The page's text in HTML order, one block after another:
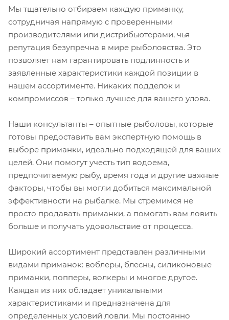
Мы тщательно отбираем каждую приманку,
сотрудничая напрямую с проверенными
производителями или дистрибьютерами, чья
репутация безупречна в мире рыболовства. Это
позволяет нам гарантировать подлинность и
заявленные характеристики каждой позиции в
нашем ассортименте. Никаких подделок и
компромиссов – только лучшее для вашего улова.
Наши консультанты – опытные рыболовы, которые
готовы предоставить вам экспертную помощь в
выборе приманки, идеально подходящей для ваших
целей. Они помогут учесть тип водоема,
предпочитаемую рыбу, время года и другие важные
факторы, чтобы вы могли добиться максимальной
эффективности на рыбалке. Мы стремимся не
просто продавать приманки, а помогать вам ловить
больше и получать удовольствие от процесса.
Широкий ассортимент представлен различными
видами приманок: воблеры, блесны, силиконовые
приманки, попперы, волкеры и многое другое.
Каждая из них обладает уникальными
характеристиками и предназначена для
определенных условий ловли. Мы постоянно